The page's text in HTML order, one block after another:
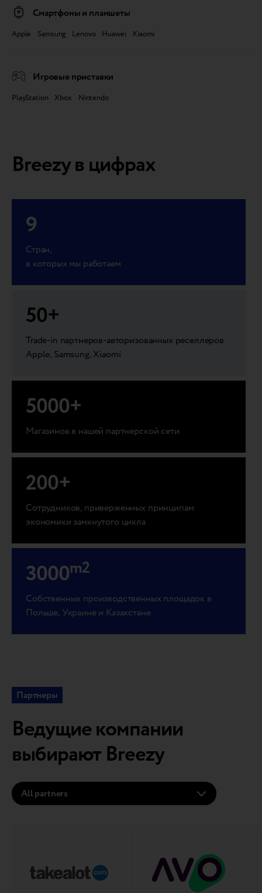
Смартфоны и планшеты
Apple Samsung Lenovo Huawei Xiaomi
Игровые приставки
PlayStation Xbox Nintendo
Breezy в цифрах
9
Стран,
в которых мы работаем
50+
Trade-in партнеров-авторизованных реселлеров
Apple, Samsung, Xiaomi
5000+
Магазинов в нашей партнерской сети
200+
Сотрудников, приверженных принципам
экономики замкнутого цикла
3000m2
Собственных производственных площадок в
Польше, Украине и Казахстане
Партнеры
Ведущие компании
выбирают Breezy
All partners